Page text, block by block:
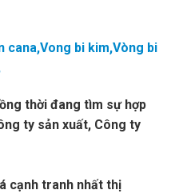
cana,Vong bi kim,Vòng bi
thời đang tìm sự hợp
ty sản xuất, Công ty
cạnh tranh nhất thị